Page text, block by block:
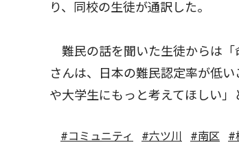
り、同校の生徒が通訳した。
難民の話を聞いた生徒からは「
さんは、日本の難民認定率が低
や大学生にもっと考えてほしい」
#コミュニティ #六ツ川 #南区 #